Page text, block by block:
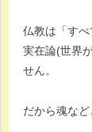
仏教は「すべ
実在論(世界
せん。
だから魂など